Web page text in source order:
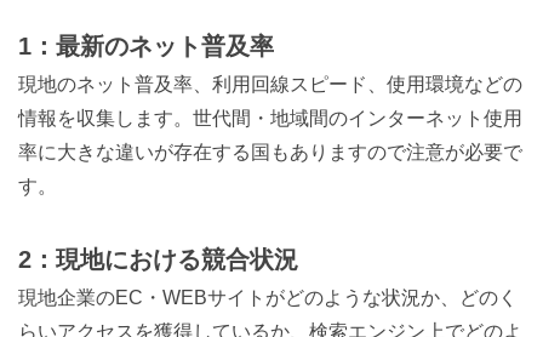
1：最新のネット普及率
現地のネット普及率、利用回線スピード、使用環境などの
情報を収集します。世代間・地域間のインターネット使用
率に大きな違いが存在する国もありますので注意が必要で
す。
2：現地における競合状況
現地企業のEC・WEBサイトがどのような状況か、どのく
らいアクセスを獲得しているか、検索エンジン上でどのよ